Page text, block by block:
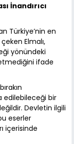
İnandırıcı
Türkiye’nin en
Elmalı,
yönündeki
ifade
edilebileceği bir
Devletin ilgili
eserler
içerisinde